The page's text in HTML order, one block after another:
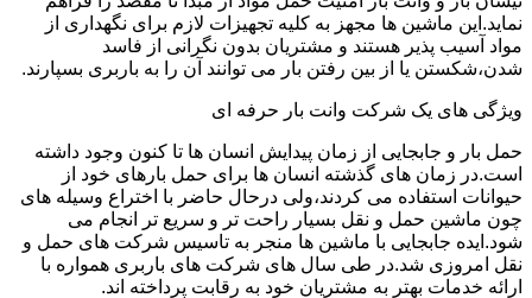
نماید.این ماشین ها مجهز به کلیه تجهیزات لازم برای نگهداری از
مواد آسیب پذیر هستند و مشتریان بدون نگرانی از فاسد
شدن،شکستن یا از بین رفتن بار می توانند آن را به باربری بسپارند.
ویژگی های یک شرکت وانت بار حرفه ای
حمل بار و جابجایی از زمان پیدایش انسان ها تا کنون وجود داشته
است.در زمان های گذشته انسان ها برای حمل بارهای خود از
حیوانات استفاده می کردند،ولی درحال حاضر با اختراع وسیله های
چون ماشین حمل و نقل بسیار راحت تر و سریع تر انجام می
شود.ایده جابجایی با ماشین ها منجر به تاسیس شرکت های حمل و
نقل امروزی شد.در طی سال های شرکت های باربری همواره با
ارائه خدمات بهتر به مشتریان خود به رقابت پرداخته اند.